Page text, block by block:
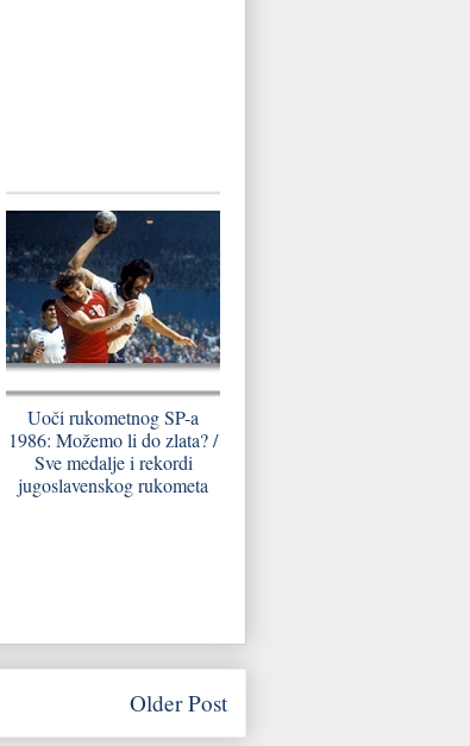
Uoči rukometnog SP-a
1986: Možemo li do zlata? /
Sve medalje i rekordi
jugoslavenskog rukometa
Older Post